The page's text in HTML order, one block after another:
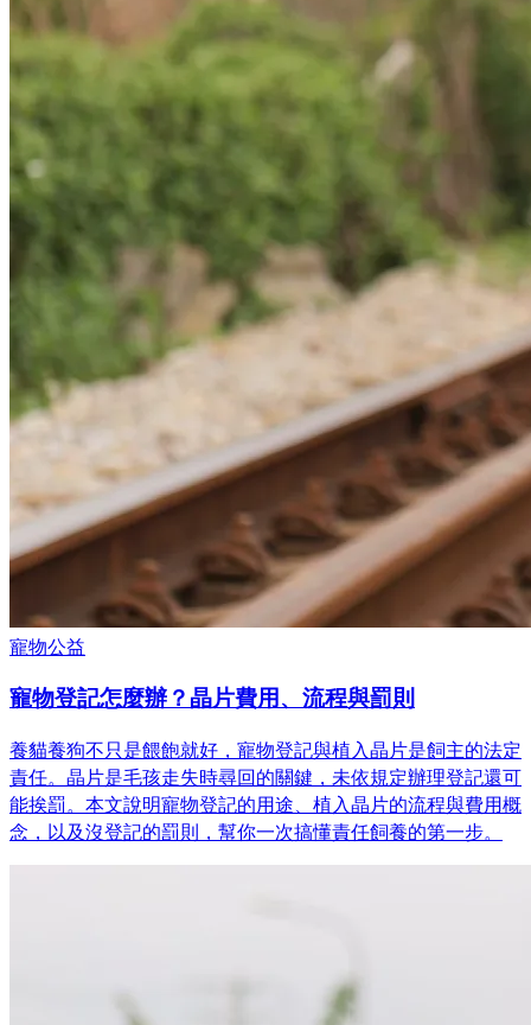
寵物公益
寵物登記怎麼辦？晶片費用、流程與罰則
養貓養狗不只是餵飽就好，寵物登記與植入晶片是飼主的法定
責任。晶片是毛孩走失時尋回的關鍵，未依規定辦理登記還可
能挨罰。本文說明寵物登記的用途、植入晶片的流程與費用概
念，以及沒登記的罰則，幫你一次搞懂責任飼養的第一步。